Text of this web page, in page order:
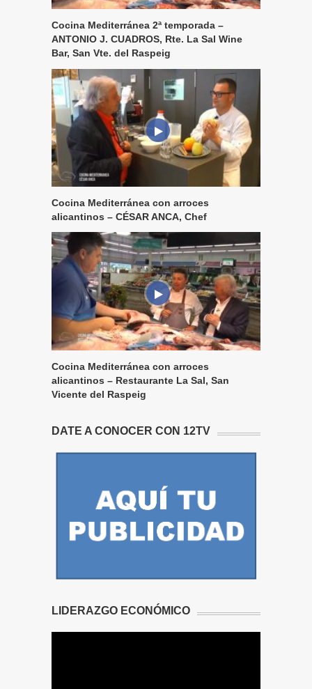
Cocina Mediterránea 2ª temporada –
ANTONIO J. CUADROS, Rte. La Sal Wine
Bar, San Vte. del Raspeig
Cocina Mediterránea con arroces
alicantinos – CÉSAR ANCA, Chef
Cocina Mediterránea con arroces
alicantinos – Restaurante La Sal, San
Vicente del Raspeig
DATE A CONOCER CON 12TV
LIDERAZGO ECONÓMICO